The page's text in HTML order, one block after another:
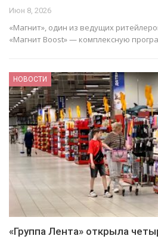
Июн 8, 2026
«Магнит», один из ведущих
«Магнит Boost» — комплексную
НОВОСТИ
«Группа Лента» открыла